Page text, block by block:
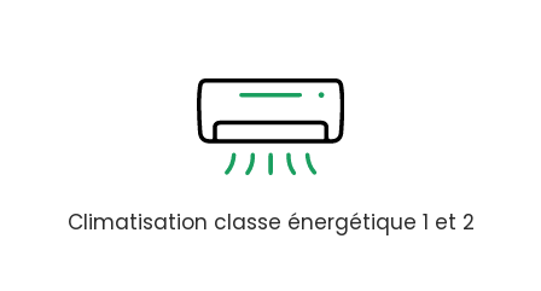
Climatisation classe énergétique 1 et 2